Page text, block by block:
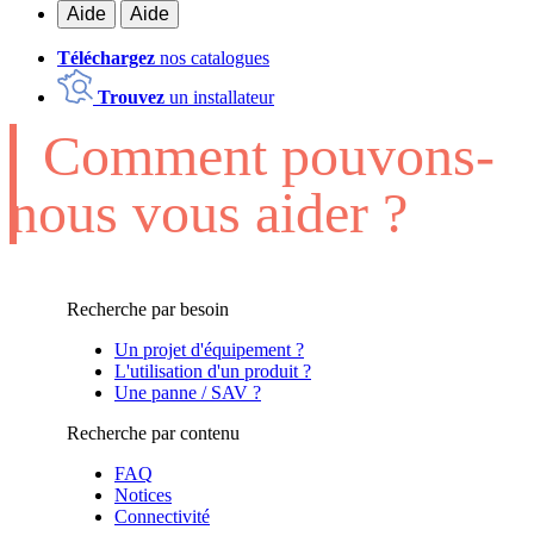
Aide
Aide
Téléchargez nos catalogues
Trouvez un installateur
Comment pouvons-
nous vous aider ?
Recherche par besoin
Un projet d'équipement ?
L'utilisation d'un produit ?
Une panne / SAV ?
Recherche par contenu
FAQ
Notices
Connectivité